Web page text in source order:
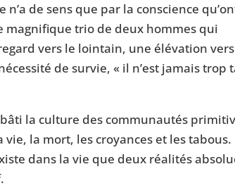
de sens que par la conscience
magnifique trio de deux hommes qui
vers le lointain, une élévation vers
de survie, « il n’est jamais trop
la culture des communautés
la mort, les croyances et les tabous.
dans la vie que deux réalités